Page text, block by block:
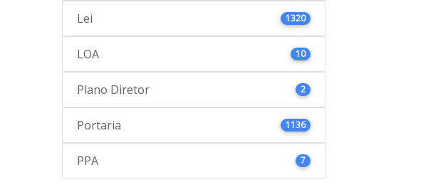
Lei 1320
LOA 10
Plano Diretor 2
Portaria 1136
PPA 7